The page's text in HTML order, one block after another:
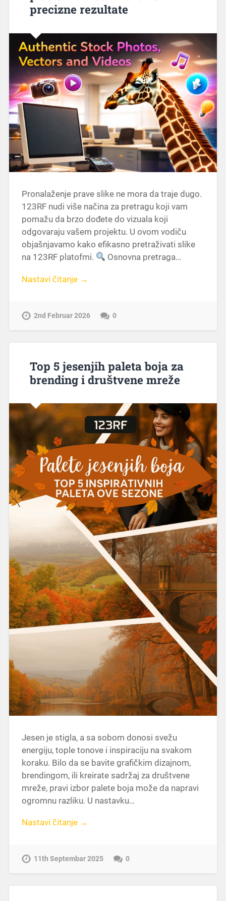
precizne rezultate
Pronalaženje prave slike ne mora da traje dugo.
123RF nudi više načina za pretragu koji vam
pomažu da brzo dođete do vizuala koji
odgovaraju vašem projektu. U ovom vodiču
objašnjavamo kako efikasno pretraživati slike
na 123RF platofmi.
Osnovna pretraga…
Nastavi čitanje →
2nd Februar 2026 0
Top 5 jesenjih paleta boja za
brending i društvene mreže
Jesen je stigla, a sa sobom donosi svežu
energiju, tople tonove i inspiraciju na svakom
koraku. Bilo da se bavite grafičkim dizajnom,
brendingom, ili kreirate sadržaj za društvene
mreže, pravi izbor palete boja može da napravi
ogromnu razliku. U nastavku…
Nastavi čitanje →
11th Septembar 2025 0